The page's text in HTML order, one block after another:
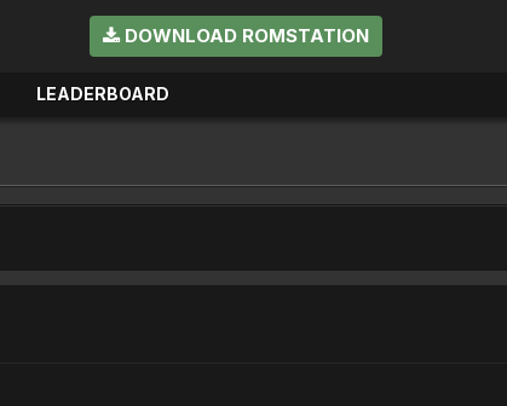
DOWNLOAD ROMSTATION
LEADERBOARD